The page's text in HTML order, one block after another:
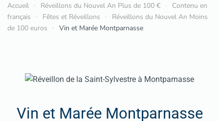
Accueil Réveillons du Nouvel An Plus de 100 €
Contenu en
français
Fêtes et Réveillons
Réveillons du Nouvel An Moins
de 100 euros
Vin et Marée Montparnasse
Vin et Marée Montparnasse